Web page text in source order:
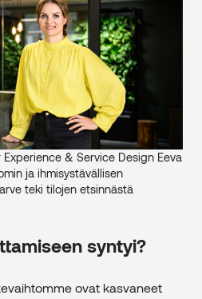
& Service Design Eeva
ja ihmisystävällisen
teki tilojen etsinnästä
syntyi?
ovat kasvaneet